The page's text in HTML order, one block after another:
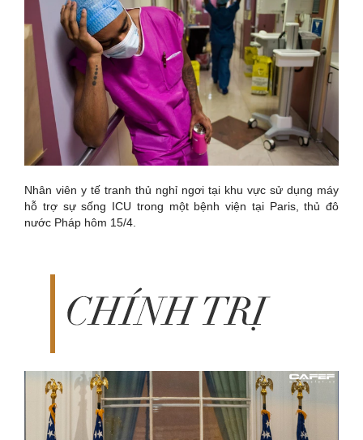
Nhân viên y tế tranh thủ nghỉ ngơi tại khu vực sử dụng máy
hỗ trợ sự sống ICU trong một bệnh viện tại Paris, thủ đô
nước Pháp hôm 15/4.